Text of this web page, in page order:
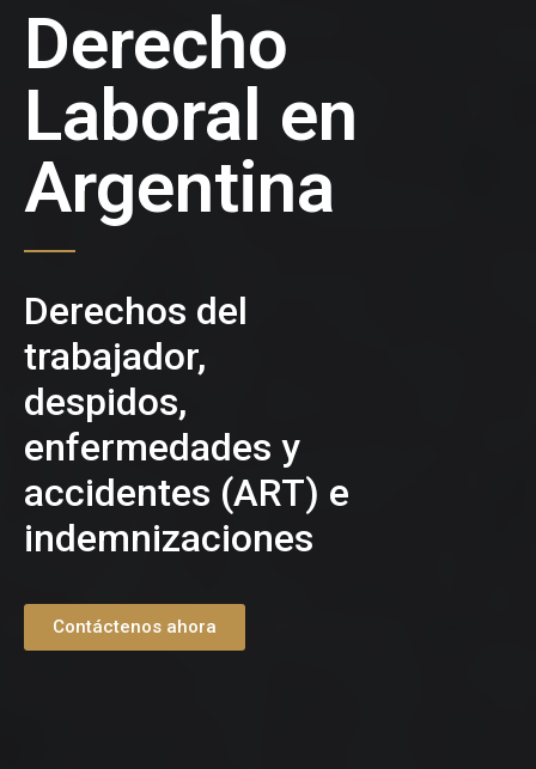
Derecho
Laboral en
Argentina
Derechos del
trabajador,
despidos,
enfermedades y
accidentes (ART) e
indemnizaciones
Contáctenos ahora